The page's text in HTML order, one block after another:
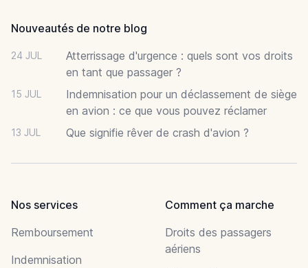
Nouveautés de notre blog
24 JUL
Atterrissage d'urgence : quels sont vos droits
en tant que passager ?
15 JUL
Indemnisation pour un déclassement de siège
en avion : ce que vous pouvez réclamer
13 JUL Que signifie rêver de crash d'avion ?
Nos services
Remboursement
Indemnisation
Comment ça marche
Droits des passagers
aériens